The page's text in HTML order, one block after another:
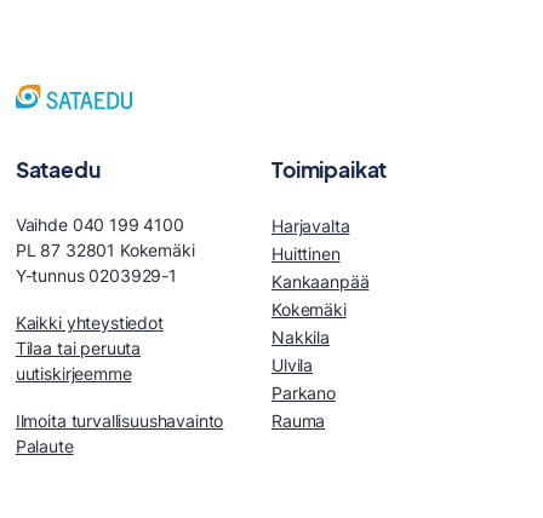
Sataedu
Vaihde 040 199 4100
PL 87 32801 Kokemäki
Y-tunnus 0203929-1
Kaikki yhteystiedot
Tilaa tai peruuta
uutiskirjeemme
Ilmoita turvallisuushavainto
Palaute
Toimipaikat
Harjavalta
Huittinen
Kankaanpää
Kokemäki
Nakkila
Ulvila
Parkano
Rauma